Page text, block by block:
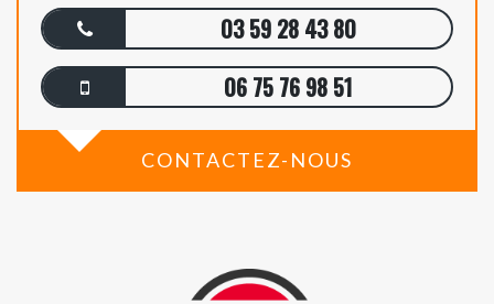
03 59 28 43 80
06 75 76 98 51
CONTACTEZ-NOUS